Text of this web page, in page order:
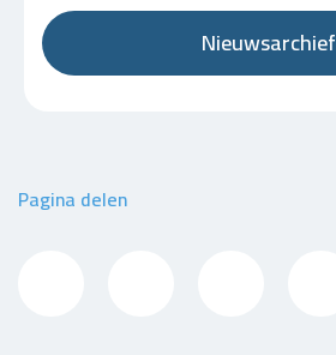
Nieuwsarchief
Pagina delen